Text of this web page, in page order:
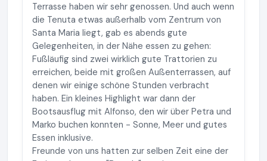
Terrasse haben wir sehr genossen. Und auch wenn
die Tenuta etwas außerhalb vom Zentrum von
Santa Maria liegt, gab es abends gute
Gelegenheiten, in der Nähe essen zu gehen:
Fußläufig sind zwei wirklich gute Trattorien zu
erreichen, beide mit großen Außenterrassen, auf
denen wir einige schöne Stunden verbracht
haben. Ein kleines Highlight war dann der
Bootsausflug mit Alfonso, den wir über Petra und
Marko buchen konnten - Sonne, Meer und gutes
Essen inklusive.
Freunde von uns hatten zur selben Zeit eine der